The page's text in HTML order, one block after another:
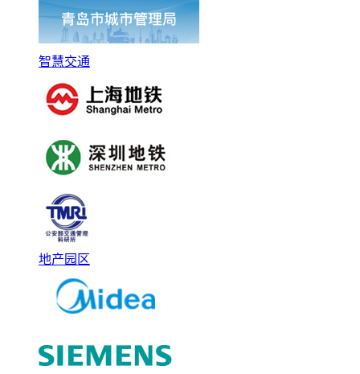
智慧交通
地产园区